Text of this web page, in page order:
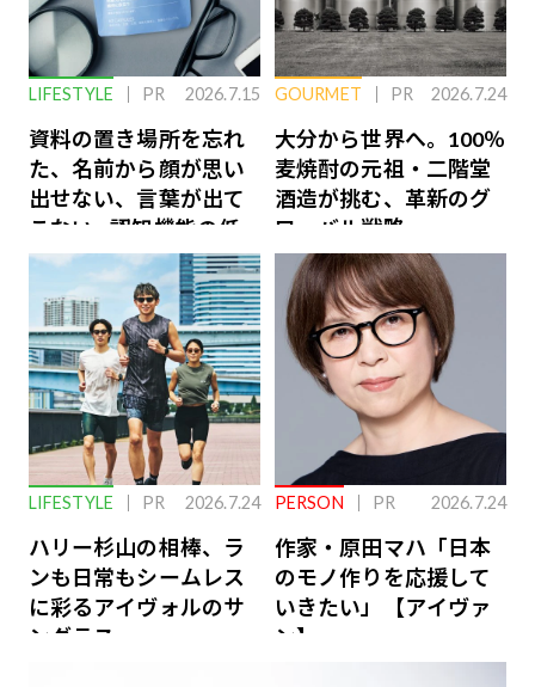
LIFESTYLE PR 2026.7.15
資料の置き場所を忘れ
た、名前から顔が思い
出せない、言葉が出て
こない…認知機能の低
下を救う、脳のインナ
ーケアとは
GOURMET PR 2026.7.24
大分から世界へ。100％
麦焼酎の元祖・二階堂
酒造が挑む、革新のグ
ローバル戦略
LIFESTYLE PR 2026.7.24
ハリー杉山の相棒、ラ
ンも日常もシームレス
に彩るアイヴォルのサ
ングラス
PERSON PR 2026.7.24
作家・原田マハ「日本
のモノ作りを応援して
いきたい」【アイヴァ
ン】